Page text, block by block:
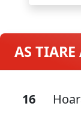
AS
16